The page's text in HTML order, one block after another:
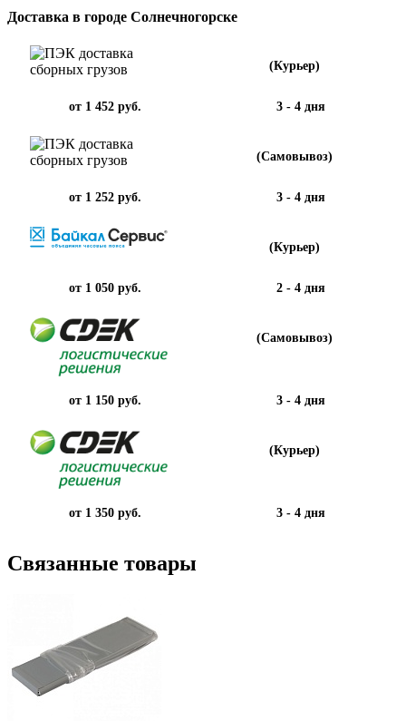
Доставка в городе Солнечногорске
(Курьер)
от 1 452 руб. 3 - 4 дня
(Самовывоз)
от 1 252 руб. 3 - 4 дня
(Курьер)
от 1 050 руб. 2 - 4 дня
(Самовывоз)
от 1 150 руб. 3 - 4 дня
(Курьер)
от 1 350 руб. 3 - 4 дня
Связанные товары